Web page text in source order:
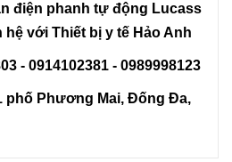
điện phanh tự động Lucass
hệ với Thiết bị y tế Hảo Anh
- 0914102381 - 0989998123
phố Phương Mai, Đống Đa,